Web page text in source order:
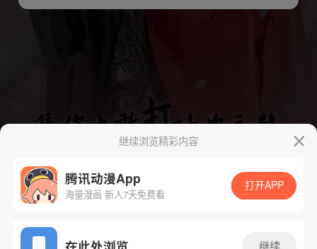
App免费看
继续浏览精彩内容
腾讯动漫App
海量漫画 新人7天免费看
打开APP
继续